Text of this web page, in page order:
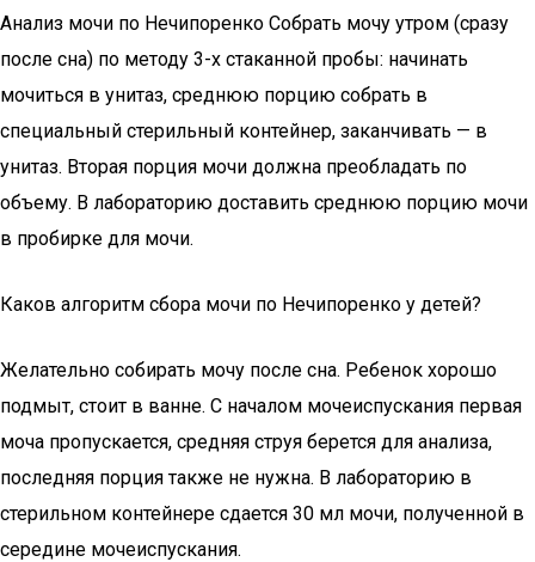
Анализ мочи по Нечипоренко Собрать мочу утром (сразу
после сна) по методу 3-х стаканной пробы: начинать
мочиться в унитаз, среднюю порцию собрать в
специальный стерильный контейнер, заканчивать — в
унитаз. Вторая порция мочи должна преобладать по
объему. В лабораторию доставить среднюю порцию мочи
в пробирке для мочи.
Каков алгоритм сбора мочи по Нечипоренко у детей?
Желательно собирать мочу после сна. Ребенок хорошо
подмыт, стоит в ванне. С началом мочеиспускания первая
моча пропускается, средняя струя берется для анализа,
последняя порция также не нужна. В лабораторию в
стерильном контейнере сдается 30 мл мочи, полученной в
середине мочеиспускания.